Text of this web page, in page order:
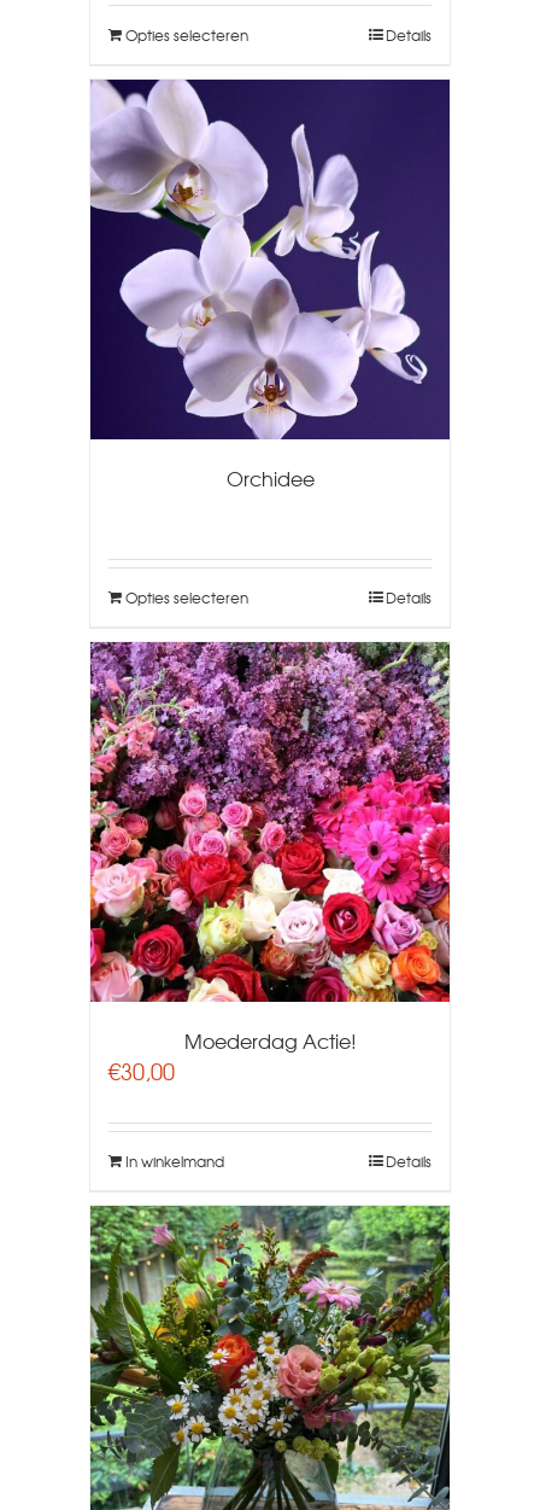
Opties selecteren Details
Orchidee
Opties selecteren Details
Moederdag Actie!
€30,00
In winkelmand Details